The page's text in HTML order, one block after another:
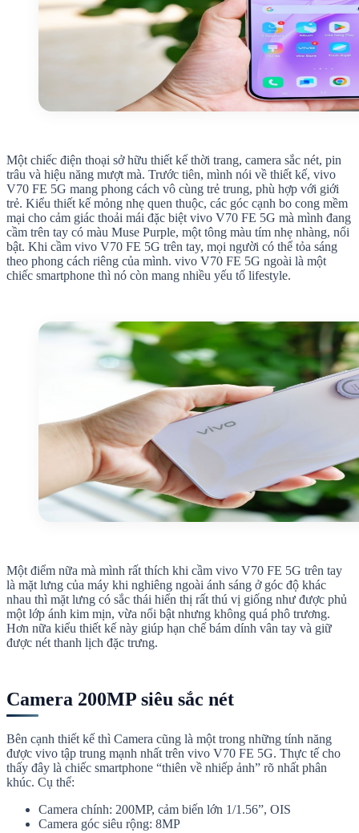
Một chiếc điện thoại sở hữu thiết kế thời trang, camera sắc nét, pin
trâu và hiệu năng mượt mà. Trước tiên, mình nói về thiết kế, vivo
V70 FE 5G mang phong cách vô cùng trẻ trung, phù hợp với giới
trẻ. Kiểu thiết kế mỏng nhẹ quen thuộc, các góc cạnh bo cong mềm
mại cho cảm giác thoải mái đặc biệt vivo V70 FE 5G mà mình đang
cầm trên tay có màu Muse Purple, một tông màu tím nhẹ nhàng, nổi
bật. Khi cầm vivo V70 FE 5G trên tay, mọi người có thể tỏa sáng
theo phong cách riêng của mình. vivo V70 FE 5G ngoài là một
chiếc smartphone thì nó còn mang nhiều yếu tố lifestyle.
Một điểm nữa mà mình rất thích khi cầm vivo V70 FE 5G trên tay
là mặt lưng của máy khi nghiêng ngoài ánh sáng ở góc độ khác
nhau thì mặt lưng có sắc thái hiển thị rất thú vị giống như được phủ
một lớp ánh kim mịn, vừa nổi bật nhưng không quá phô trương.
Hơn nữa kiểu thiết kế này giúp hạn chế bám dính vân tay và giữ
được nét thanh lịch đặc trưng.
Camera 200MP siêu sắc nét
Bên cạnh thiết kế thì Camera cũng là một trong những tính năng
được vivo tập trung mạnh nhất trên vivo V70 FE 5G. Thực tế cho
thấy đây là chiếc smartphone “thiên về nhiếp ảnh” rõ nhất phân
khúc. Cụ thể:
Camera chính: 200MP, cảm biến lớn 1/1.56”, OIS
Camera góc siêu rộng: 8MP